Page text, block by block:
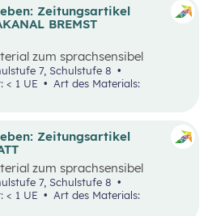
um die Schüler:innen
einzubinden.
Zeitungsartikel
BREMST
zum sprachsensibel
“Panamakanal
Schulstufe 6, Schulstufe 7, Schulstufe 8
< 1 UE
Zeitungsartikel
zum sprachsensibel
“Hallstatt geht
gehen unter”.
Schulstufe 6, Schulstufe 7, Schulstufe 8
< 1 UE